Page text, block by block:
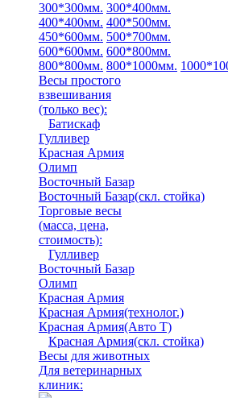
300*300мм. 300*400мм.
400*400мм. 400*500мм.
450*600мм. 500*700мм.
600*600мм. 600*800мм.
800*800мм. 800*1000мм.
Весы простого
взвешивания
(только вес):
Батискаф
Гулливер
Красная Армия
Олимп
Восточный Базар
Восточный Базар(скл. стойка)
Торговые весы
(масса, цена,
стоимость):
Гулливер
Восточный Базар
Олимп
Красная Армия
Красная Армия(технолог.)
Красная Армия(Авто Т)
Красная Армия(скл. стойка)
Весы для животных
Для ветеринарных
клиник: